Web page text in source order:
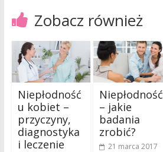
Zobacz również
Niepłodność
u kobiet –
przyczyny,
diagnostyka
i leczenie
Niepłodność
– jakie
badania
zrobić?
21 marca 2017